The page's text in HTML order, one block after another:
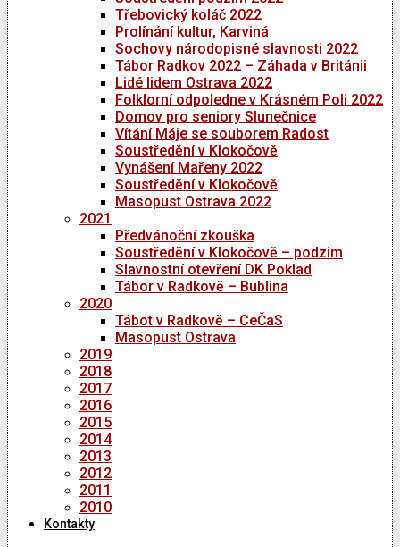
Třebovický koláč 2022
Prolínání kultur, Karviná
Sochovy národopisné slavnosti 2022
Tábor Radkov 2022 – Záhada v Británii
Lidé lidem Ostrava 2022
Folklorní odpoledne v Krásném Poli 2022
Domov pro seniory Slunečnice
Vítání Máje se souborem Radost
Soustředění v Klokočově
Vynášení Mařeny 2022
Soustředění v Klokočově
Masopust Ostrava 2022
2021
Předvánoční zkouška
Soustředění v Klokočově – podzim
Slavnostní otevření DK Poklad
Tábor v Radkově – Bublina
2020
Tábot v Radkově – CeČaS
Masopust Ostrava
2019
2018
2017
2016
2015
2014
2013
2012
2011
2010
Kontakty